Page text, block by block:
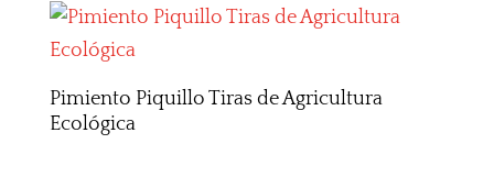
Pimiento Piquillo Tiras de Agricultura
Ecológica